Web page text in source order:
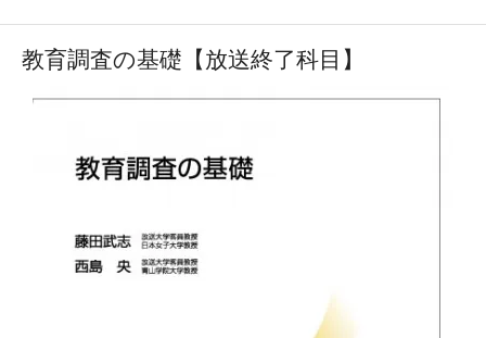
教育調査の基礎【放送終了科目】